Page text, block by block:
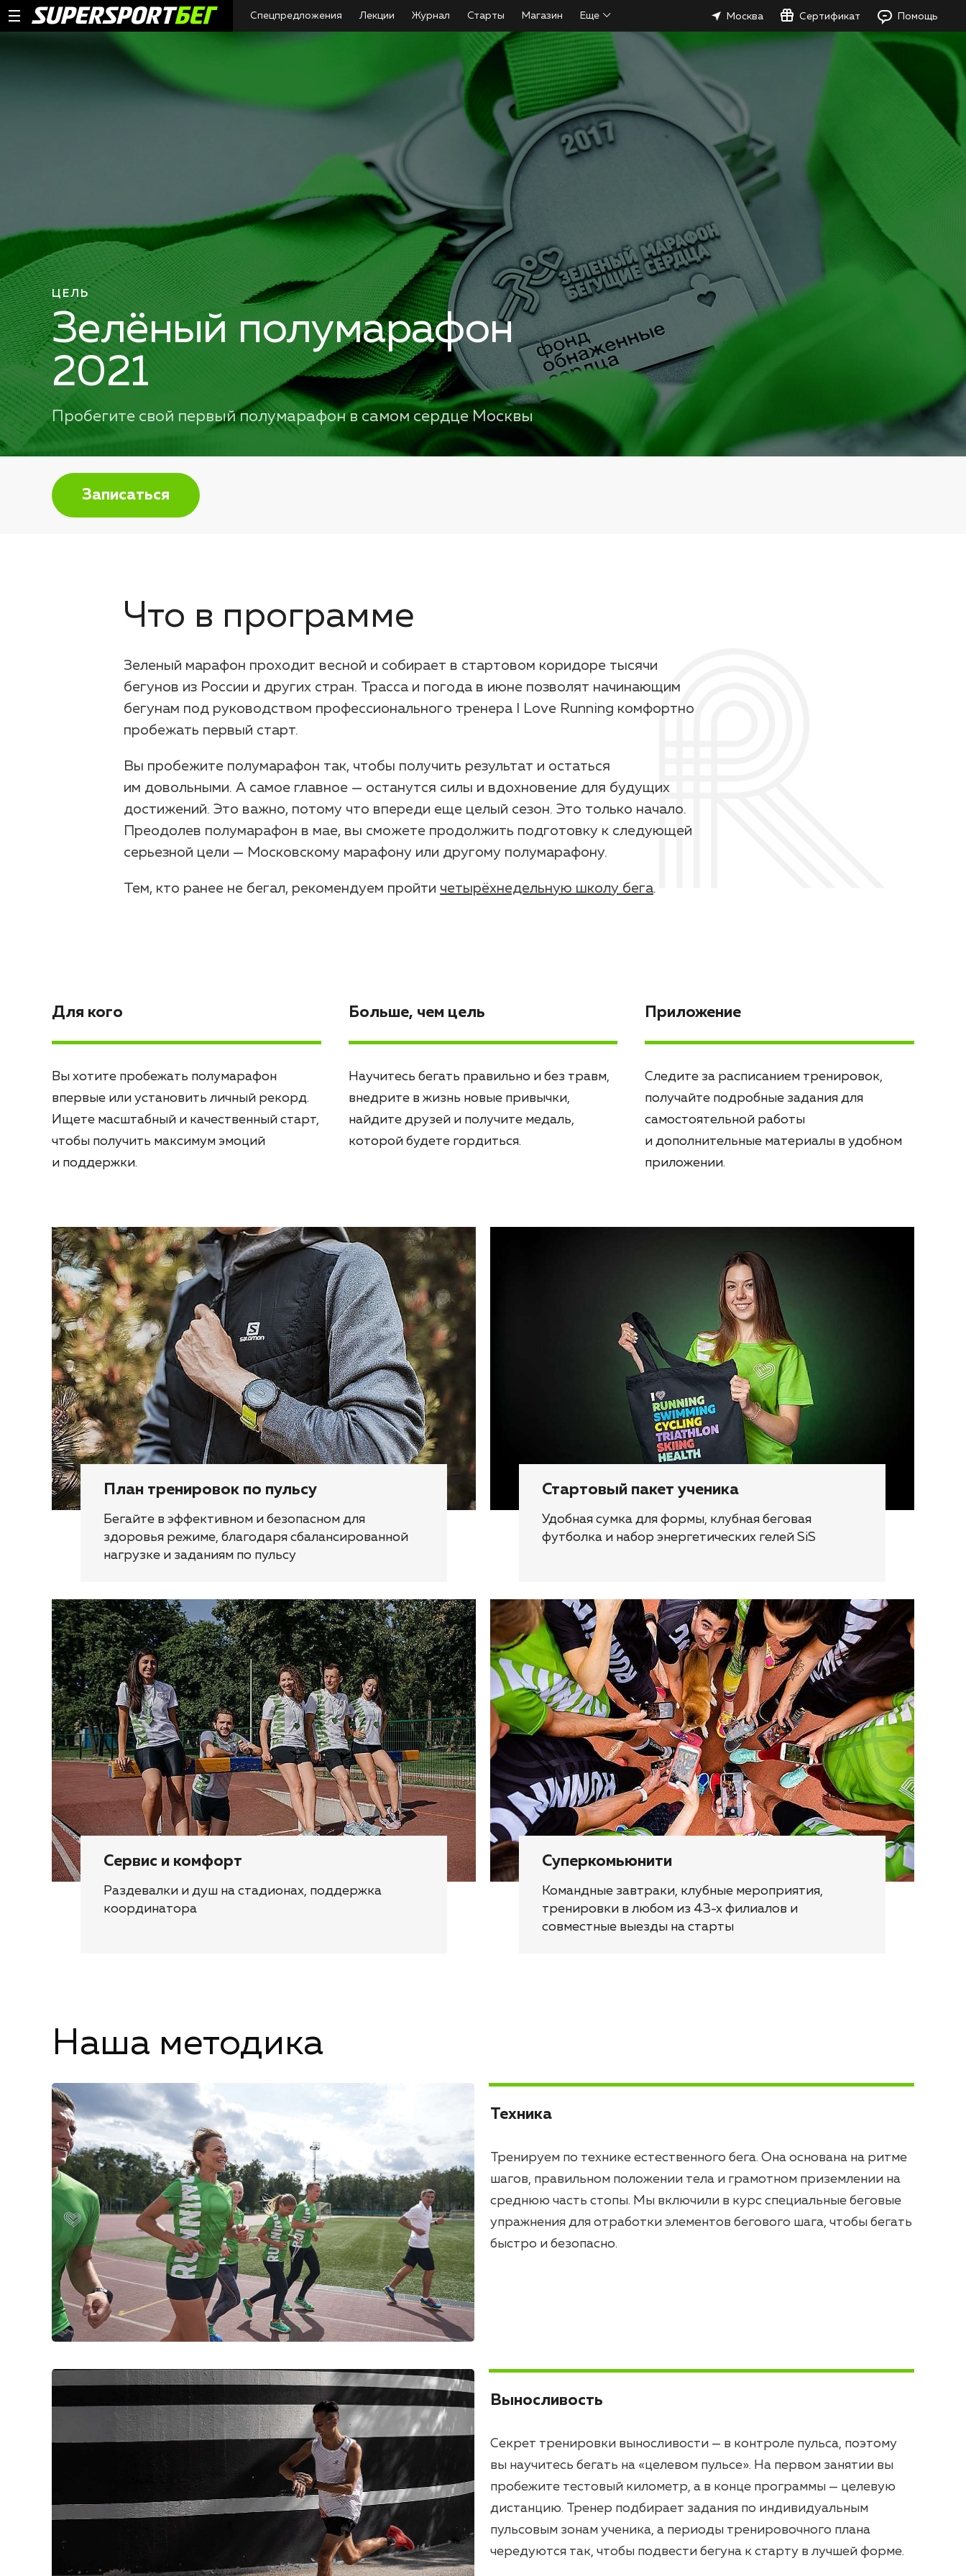
Спецпредложения Лекции Журнал Старты Магазин Еще Москва Сертификат Помощь
ЦЕЛЬ
Зелёный полумарафон
2021
Пробегите свой первый полумарафон в самом сердце Москвы
Записаться
Что в программе
Зеленый марафон проходит весной и собирает в стартовом коридоре тысячи
бегунов из России и других стран. Трасса и погода в июне позволят начинающим
бегунам под руководством профессионального тренера I Love Running комфортно
пробежать первый старт.
Вы пробежите полумарафон так, чтобы получить результат и остаться
им довольными. А самое главное — останутся силы и вдохновение для будущих
достижений. Это важно, потому что впереди еще целый сезон. Это только начало.
Преодолев полумарафон в мае, вы сможете продолжить подготовку к следующей
серьезной цели — Московскому марафону или другому полумарафону.
Тем, кто ранее не бегал, рекомендуем пройти четырёхнедельную школу бега.
Для кого
Вы хотите пробежать полумарафон
впервые или установить личный рекорд.
Ищете масштабный и качественный старт,
чтобы получить максимум эмоций
и поддержки.
Больше, чем цель
Научитесь бегать правильно и без травм,
внедрите в жизнь новые привычки,
найдите друзей и получите медаль,
которой будете гордиться.
Приложение
Следите за расписанием тренировок,
получайте подробные задания для
самостоятельной работы
и дополнительные материалы в удобном
приложении.
План тренировок по пульсу
Бегайте в эффективном и безопасном для
здоровья режиме, благодаря сбалансированной
нагрузке и заданиям по пульсу
Стартовый пакет ученика
Удобная сумка для формы, клубная беговая
футболка и набор энергетических гелей SiS
Сервис и комфорт
Раздевалки и душ на стадионах, поддержка
координатора
Суперкомьюнити
Командные завтраки, клубные мероприятия,
тренировки в любом из 43-х филиалов и
совместные выезды на старты
Наша методика
Техника
Тренируем по технике естественного бега. Она основана на ритме
шагов, правильном положении тела и грамотном приземлении на
среднюю часть стопы. Мы включили в курс специальные беговые
упражнения для отработки элементов бегового шага, чтобы бегать
быстро и безопасно.
Выносливость
Секрет тренировки выносливости — в контроле пульса, поэтому
вы научитесь бегать на «целевом пульсе». На первом занятии вы
пробежите тестовый километр, а в конце программы — целевую
дистанцию. Тренер подбирает задания по индивидуальным
пульсовым зонам ученика, а периоды тренировочного плана
чередуются так, чтобы подвести бегуна к старту в лучшей форме.